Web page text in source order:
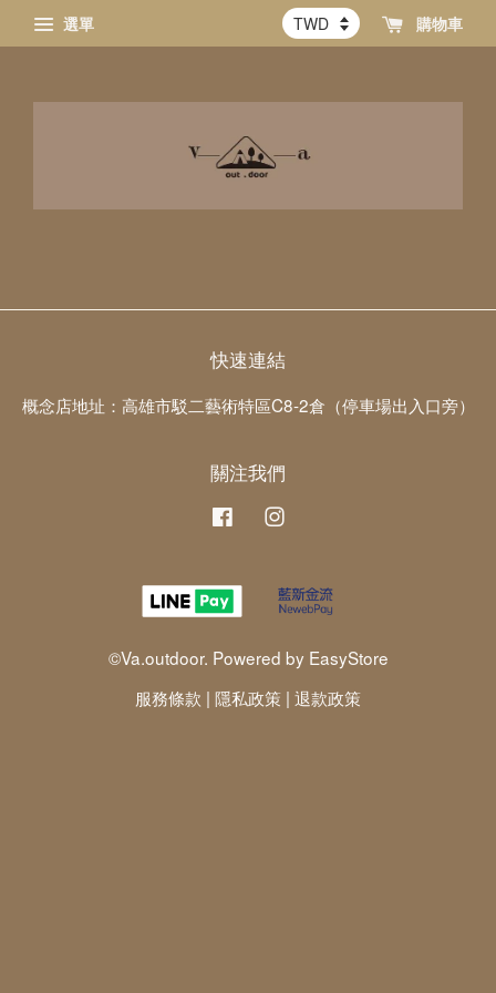
選單 購物車
快速連結
概念店地址：高雄市駁二藝術特區C8-2倉（停車場出入口旁）
關注我們
Facebook
©Va.outdoor. Powered by EasyStore
服務條款 | 隱私政策 | 退款政策